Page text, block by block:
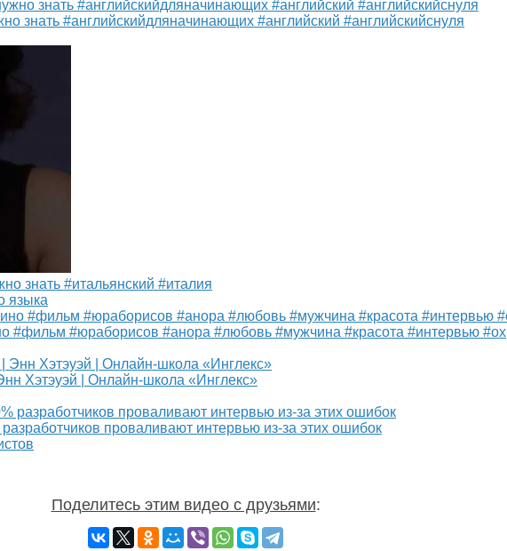
#английскийдляначинающих #английский #английскийснуля
знать #итальянский #италия
языка
#фильм #юраборисов #анора #любовь #мужчина #красота #интервью #ох
Хэтэуэй | Онлайн-школа «Инглекс»
проваливают интервью из-за этих ошибок
Поделитесь этим видео с друзьями: